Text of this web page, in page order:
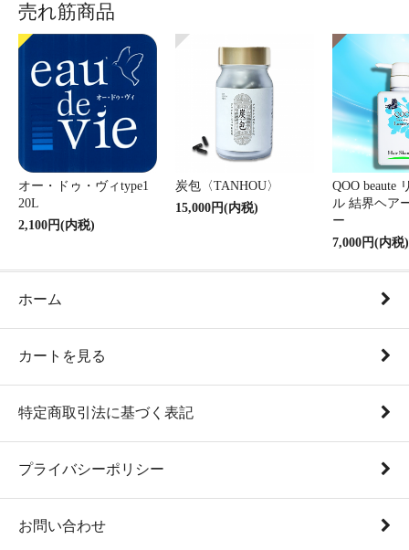
売れ筋商品
オー・ドゥ・ヴィtype1
20L
2,100円(内税)
炭包〈TANHOU〉
15,000円(内税)
QOO beaute
ル 結界ヘア
ー
7,000円(内税)
ホーム
カートを見る
特定商取引法に基づく表記
プライバシーポリシー
お問い合わせ